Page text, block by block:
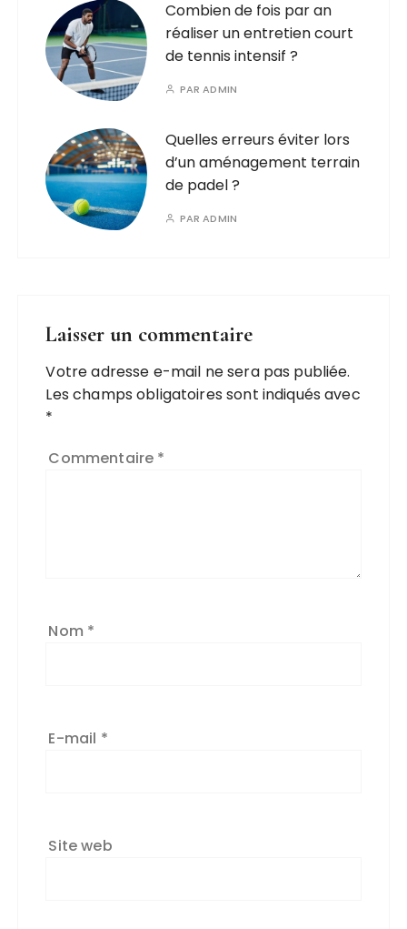
Combien de fois par an
réaliser un entretien court
de tennis intensif ?
PARADMIN
Quelles erreurs éviter lors
d’un aménagement terrain
de padel ?
PARADMIN
Laisser un commentaire
Votre adresse e-mail ne sera pas publiée.
Les champs obligatoires sont indiqués avec
*
Commentaire *
Nom *
E-mail *
Site web